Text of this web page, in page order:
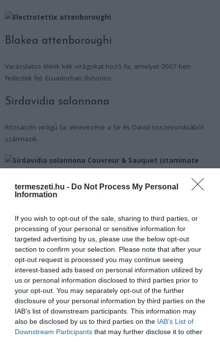
termeszeti.hu - Do Not Process My Personal
Information
If you wish to opt-out of the sale, sharing to third parties, or
processing of your personal or sensitive information for
targeted advertising by us, please use the below opt-out
section to confirm your selection. Please note that after your
opt-out request is processed you may continue seeing
interest-based ads based on personal information utilized by
us or personal information disclosed to third parties prior to
your opt-out. You may separately opt-out of the further
disclosure of your personal information by third parties on the
IAB’s list of downstream participants. This information may
also be disclosed by us to third parties on the IAB’s List of
Downstream Participants that may further disclose it to other
Blakea attenboroughi
Varázslatos élénk kék virágokat hozó fa, amelyet 2007-ben
fedeztek fel. Ecuadorban őshonos.
Sirdavidia solannona
Rózsaszín virágú fa, elnevezése a Sir és David összevonásából
származik.